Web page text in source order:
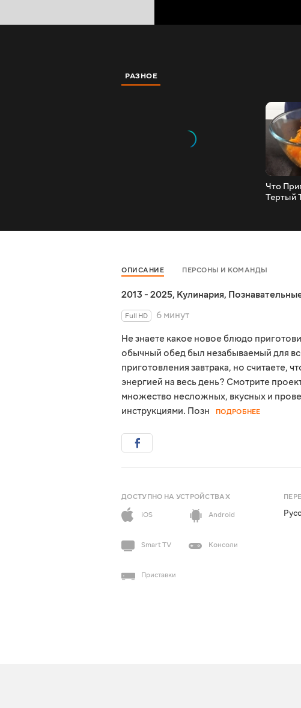
РАЗНОЕ
Что
Тертый
ОПИСАНИЕ ПЕРСОНЫ И КОМАНДЫ
2013 - 2025, Кулинария,
Full HD
6 минут
Не знаете какое новое блюдо
обычный обед был незабываемый для
приготовления завтрака, но считаете,
энергией на весь день? Смотрите
множество несложных, вкусных и
инструкциями. Позн
ПОДРОБНЕЕ
ДОСТУПНО НА УСТРОЙСТВАХ
iOS
Android
Smart TV Консоли
Приставки